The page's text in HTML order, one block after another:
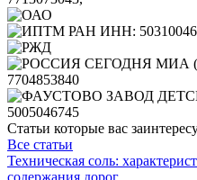
Статьи которые вас
Все статьи
Техническая соль: